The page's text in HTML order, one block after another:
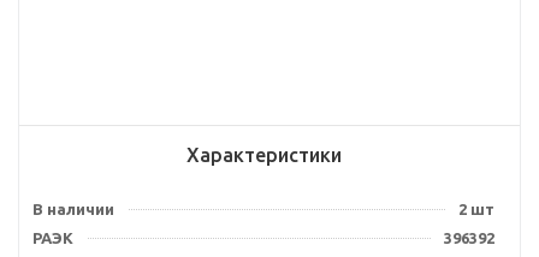
Характеристики
В наличии
2 шт
РАЭК
396392